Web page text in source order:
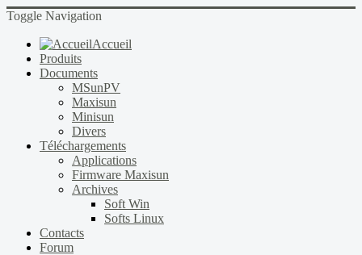
Toggle Navigation
Accueil
Produits
Documents
MSunPV
Maxisun
Minisun
Divers
Téléchargements
Applications
Firmware Maxisun
Archives
Soft Win
Softs Linux
Contacts
Forum